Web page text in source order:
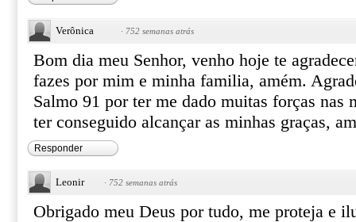
Verônica · 752 semanas atrás
Bom dia meu Senhor, venho hoje te
fazes por mim e minha familia, amém.
Salmo 91 por ter me dado muitas forças nas
ter conseguido alcançar as minhas graças,
Responder
Leonir · 752 semanas atrás
Obrigado meu Deus por tudo, me proteja e